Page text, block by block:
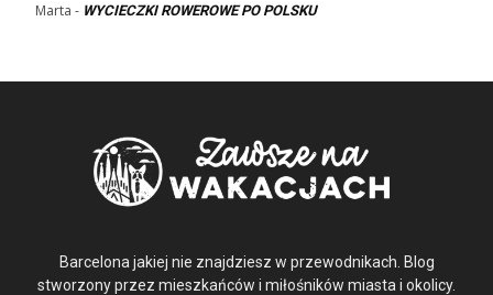
Marta - WYCIECZKI ROWEROWE PO POLSKU
Barcelona jakiej nie znajdziesz w przewodnikach. Blog
stworzony przez mieszkańców i miłośników miasta i okolicy.